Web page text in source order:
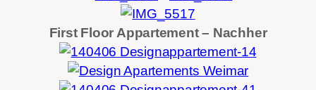
First Floor Appartement – Nachher